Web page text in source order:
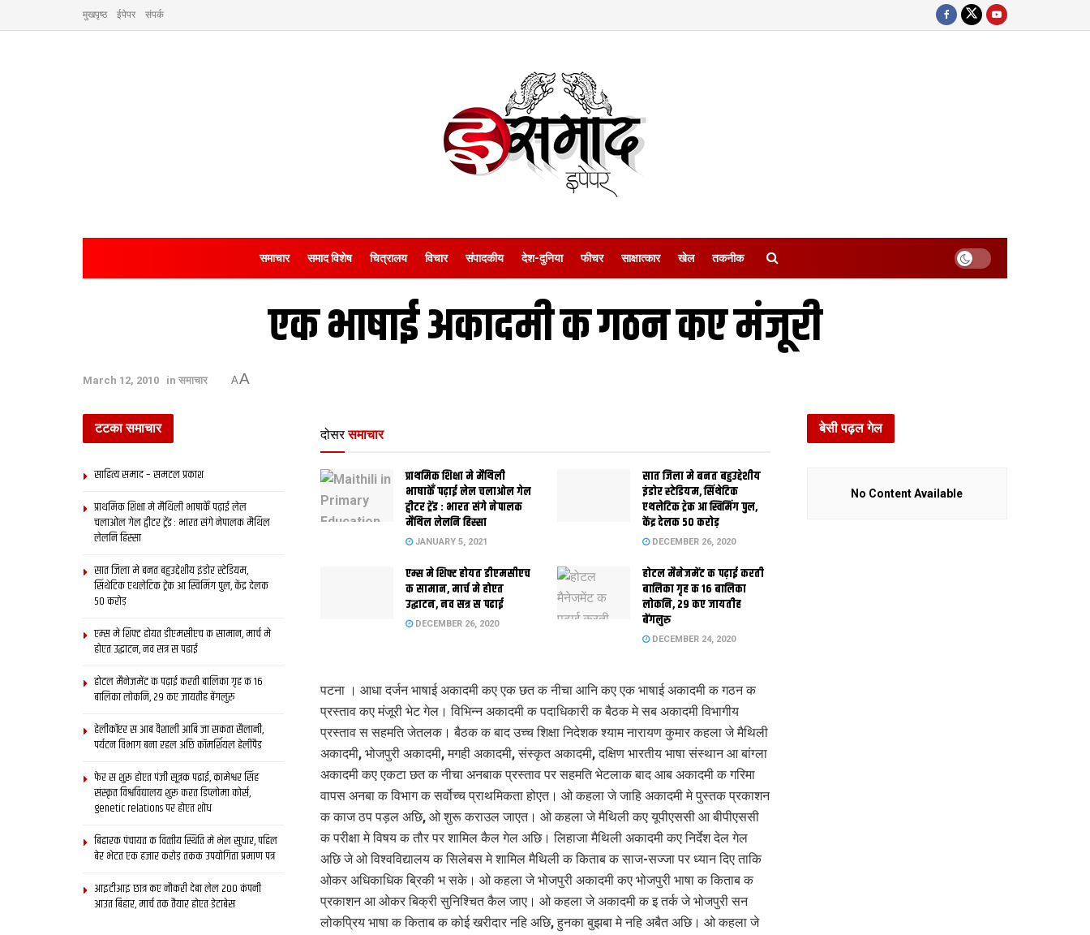
मुखपृष्ठ ईपेपर संपर्क
समाचार समाद विशेष चित्रालय विचार संपादकीय देश-दुनिया फीचर साक्षात्‍कार खेल तकनीक
एक भाषाई अकादमी क गठन कए मंजूरी
March 12, 2010 in समाचार AA
दोसर समाचार
प्राथमिक शि‍क्षा मे मैथि‍ली
भाषाकेँ पढ़ाई लेल चलाओल गेल
ट्वीटर ट्रेंड : भारत संगे नेपालक
मैथिल लेलनि हिस्सा
JANUARY 5, 2021
सात जिला मे बनत बहुउद्देशीय
इंडोर स्‍टेडि‍यम, सिंथेटिक
एथलेटिक ट्रेक आ स्विमिंग पुल,
केंद्र देलक 50 करोड़
DECEMBER 26, 2020
एम्स मे शिफ्ट होयत डीएमसीएच
क सामान, मार्च मे होएत
उद्घाटन, नव सत्र स पढाई
DECEMBER 26, 2020
होटल मैनेजमेंट क पढ़ाई करती
बालिका गृह क 16 बालिका
लोकनि, 29 कए जायतीह
बेंगलुरु
DECEMBER 24, 2020
पटना । आधा दर्जन भाषाई अकादमी कए एक छत क नीचा आनि कए एक भाषाई अकादमी क गठन क
प्रस्ताव कए मंजूरी भेट गेल। विभिन्न अकादमी क पदाधिकारी क बैठक मे सब अकादमी विभागीय
प्रस्ताव स सहमति जेतलक। बैठक क बाद उच्च शिक्षा निदेशक श्याम नारायण कुमार कहला जे मैथिली
अकादमी, भोजपुरी अकादमी, मगही अकादमी, संस्कृत अकादमी, दक्षिण भारतीय भाषा संस्थान आ बांग्ला
अकादमी कए एकटा छत क नीचा अनबाक प्रस्ताव पर सहमति भेटलाक बाद आब अकादमी क गरिमा
वापस अनबा क विभाग क सर्वोच्च प्राथमिकता होएत। ओ कहला जे जाहि अकादमी मे पुस्तक प्रकाशन
क काज ठप पड़ल अछि, ओ शुरू कराउल जाएत। ओ कहला जे मैथिली कए यूपीएससी आ बीपीएससी
क परीक्षा मे विषय क तौर पर शामिल कैल गेल अछि। लिहाजा मैथिली अकादमी कए निर्देश देल गेल
अछि जे ओ विश्वविद्यालय क सिलेबस मे शामिल मैथिली क किताब क साज-सज्जा पर ध्यान दिए ताकि
ओकर अधिकाधिक ब्रिकी भ सके। ओ कहला जे भोजपुरी अकादमी कए भोजपुरी भाषा क किताब क
प्रकाशन आ ओकर बिक्री सुनिश्चित कैल जाए। ओ कहला जे अकादमी क इ तर्क जे भोजपुरी सन
लोकप्रिय भाषा क किताब क कोई खरीदार नहि अछि, हुनका बुझबा मे नहि अबैत अछि। ओ कहला जे
टटका समाचार
साहित्य समाद – समटल प्रकाश
प्राथमिक शि‍क्षा मे मैथि‍ली भाषाकेँ पढ़ाई लेल
चलाओल गेल ट्वीटर ट्रेंड : भारत संगे नेपालक मैथिल
लेलनि हिस्सा
सात जिला मे बनत बहुउद्देशीय इंडोर स्‍टेडि‍यम,
सिंथेटिक एथलेटिक ट्रेक आ स्विमिंग पुल, केंद्र देलक
50 करोड़
एम्स मे शिफ्ट होयत डीएमसीएच क सामान, मार्च मे
होएत उद्घाटन, नव सत्र स पढाई
होटल मैनेजमेंट क पढ़ाई करती बालिका गृह क 16
बालिका लोकनि, 29 कए जायतीह बेंगलुरु
हेलीकॉप्टर स आब वैशाली आबि जा सकता सैलानी,
पर्यटन विभाग बना रहल अछि कॉमर्शियल हेलीपैड
फेर स शुरू होएत पंजी सूत्रक पढाई, कामेश्वर सिंह
संस्कृत विश्वविद्यालय शुरू करत डिप्लोमा कोर्स,
genetic relations पर होएत शोध
बिहारक पंचायत क वित्‍तीय स्थिति मे भेल सुधार, पहिल
बेर भेटत एक हजार करोड़ तकक उपयोगिता प्रमाण पत्र
आइटीआइ छात्र कए नौकरी देबा लेल 200 कंपनी
आउत बिहार, मार्च तक तैयार होएत डेटाबेस
बेसी पढ़ल गेल
No Content Available